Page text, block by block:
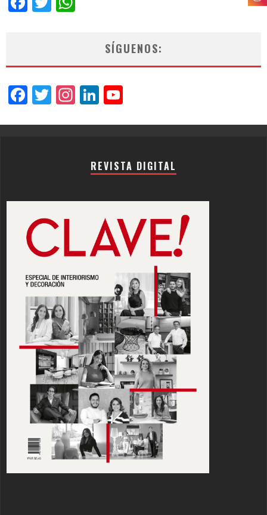
SÍGUENOS:
Facebook
Twitter
Instagram
LinkedIn
REVISTA DIGITAL